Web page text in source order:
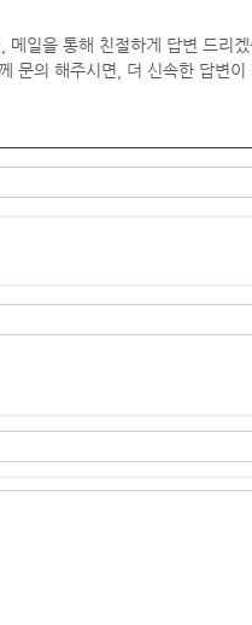
일을 통해 친절하게 답변 드리겠
문의 해주시면, 더 신속한 답변이